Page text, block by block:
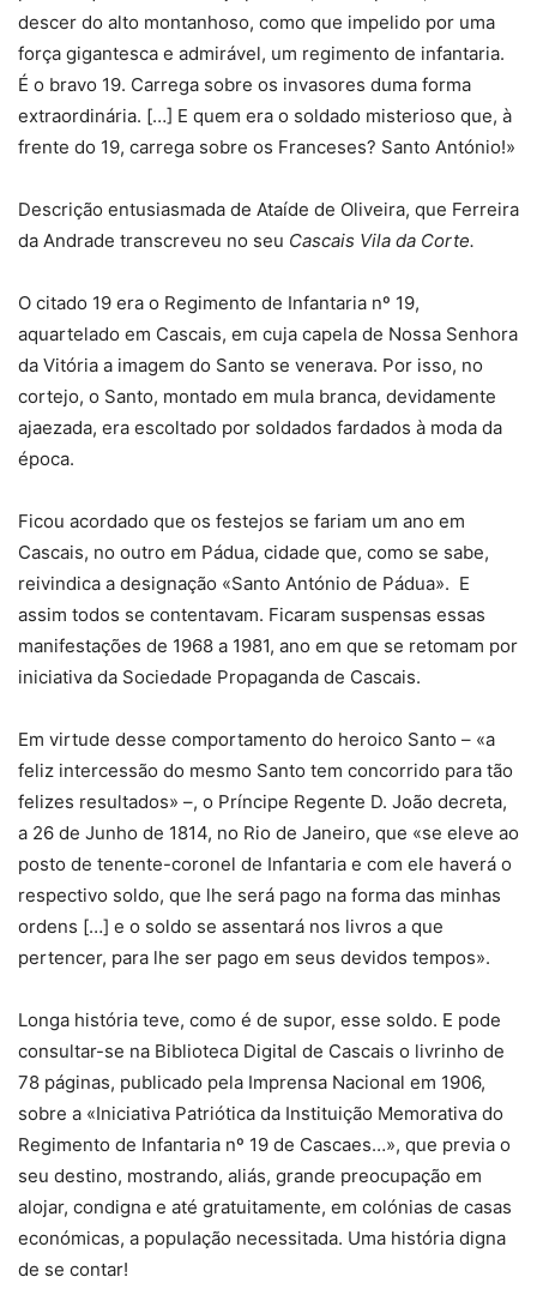
descer do alto montanhoso, como que impelido por uma
força gigantesca e admirável, um regimento de infantaria.
É o bravo 19. Carrega sobre os invasores duma forma
extraordinária. […] E quem era o soldado misterioso que, à
frente do 19, carrega sobre os Franceses? Santo António!»
Descrição entusiasmada de Ataíde de Oliveira, que Ferreira
da Andrade transcreveu no seu Cascais Vila da Corte.
O citado 19 era o Regimento de Infantaria nº 19,
aquartelado em Cascais, em cuja capela de Nossa Senhora
da Vitória a imagem do Santo se venerava. Por isso, no
cortejo, o Santo, montado em mula branca, devidamente
ajaezada, era escoltado por soldados fardados à moda da
época.
Ficou acordado que os festejos se fariam um ano em
Cascais, no outro em Pádua, cidade que, como se sabe,
reivindica a designação «Santo António de Pádua». E
assim todos se contentavam. Ficaram suspensas essas
manifestações de 1968 a 1981, ano em que se retomam por
iniciativa da Sociedade Propaganda de Cascais.
Em virtude desse comportamento do heroico Santo – «a
feliz intercessão do mesmo Santo tem concorrido para tão
felizes resultados» –, o Príncipe Regente D. João decreta,
a 26 de Junho de 1814, no Rio de Janeiro, que «se eleve ao
posto de tenente-coronel de Infantaria e com ele haverá o
respectivo soldo, que lhe será pago na forma das minhas
ordens […] e o soldo se assentará nos livros a que
pertencer, para lhe ser pago em seus devidos tempos».
Longa história teve, como é de supor, esse soldo. E pode
consultar-se na Biblioteca Digital de Cascais o livrinho de
78 páginas, publicado pela Imprensa Nacional em 1906,
sobre a «Iniciativa Patriótica da Instituição Memorativa do
Regimento de Infantaria nº 19 de Cascaes…», que previa o
seu destino, mostrando, aliás, grande preocupação em
alojar, condigna e até gratuitamente, em colónias de casas
económicas, a população necessitada. Uma história digna
de se contar!